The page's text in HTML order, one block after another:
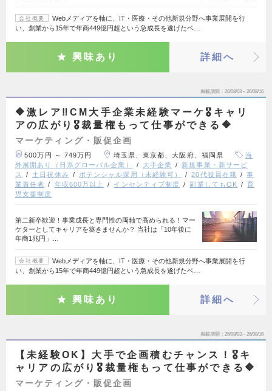
会社概要
Webメディアを軸に、IT・医療・その他新規分野へ事業展開を行
い、創業から15年で年商449億円超という急成長を遂げたベ…
興味あり 詳細へ
掲載期間 26/08/03～26/08/16
🔶激レア‼️CM大手企業未経験マーケ🎖️キャリ
アの広がり🎖️裁量権もって仕事ができる🔶
マーケティング・販促企画
500万円 ～ 749万円 埼玉県、東京都、大阪府、福岡県
海
外展開あり（日系グローバル企業）
大手企業
新規事業・新サービ
ス
土日祝休み ポテンシャル採用（未経験可） 20代役員在籍
事
業責任者
年収600万以上 インセンティブ制度 副業してもOK
育
児支援制度
第二新卒歓迎！事業成長と専門性の両軸で高められる！マー
ケターとしてキャリアを築きませんか？ 当社は「10年後に
年商1兆円」…
会社概要
Webメディアを軸に、IT・医療・その他新規分野へ事業展開を行
い、創業から15年で年商449億円超という急成長を遂げたベ…
興味あり 詳細へ
掲載期間 26/08/03～26/08/16
【未経験OK】大手で企画積むチャンス！🎖️キ
ャリアの広がり🎖️裁量権もって仕事ができる🔶
マーケティング・販促企画